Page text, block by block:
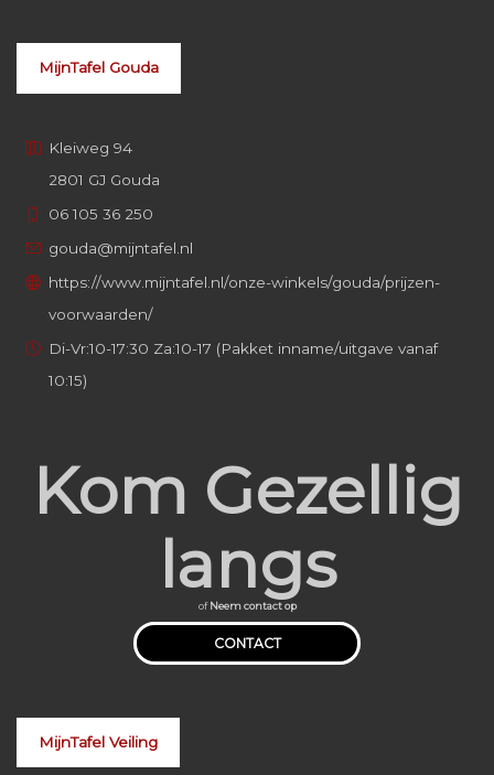
MijnTafel Gouda
Kleiweg 94
2801 GJ Gouda
06 105 36 250
gouda@mijntafel.nl
https://www.mijntafel.nl/onze-winkels/gouda/prijzen-
voorwaarden/
Di-Vr:10-17:30 Za:10-17 (Pakket inname/uitgave vanaf
10:15)
Kom Gezellig
langs
ofNeem contact op
CONTACT
MijnTafel Veiling